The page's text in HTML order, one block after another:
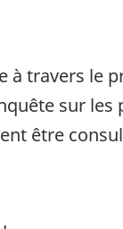
à travers le
sur les
être